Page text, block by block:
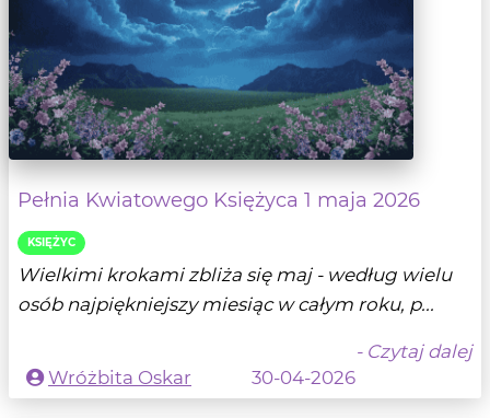
Pełnia Kwiatowego Księżyca 1 maja 2026
KSIĘŻYC
Wielkimi krokami zbliża się maj - według wielu
osób najpiękniejszy miesiąc w całym roku, p...
- Czytaj dalej
Wróżbita Oskar
30-04-2026